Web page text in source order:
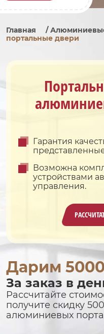
Главная /
портальные двери
Дарим
За заказ в
Рассчитайте
получите скидку
алюминиевых
Гарантия
Возможна
устройствами
управления.